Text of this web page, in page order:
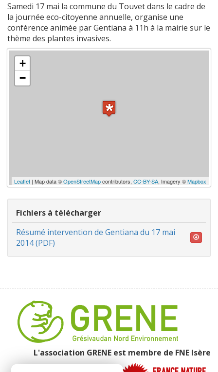
Samedi 17 mai la commune du Touvet dans le cadre de
la journée eco-citoyenne annuelle, organise une
conférence animée par Gentiana à 11h à la mairie sur le
thème des plantes invasives.
+
−
Leaflet | Map data ©OpenStreetMapcontributors, CC-BY-SA, Imagery ©Mapbox
Fichiers à télécharger
Résumé intervention de Gentiana du 17 mai
2014 (PDF)
L'association GRENE est membre de FNE Isère